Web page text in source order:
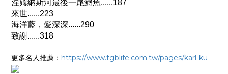
涅姆納斯河最後一尾鱘魚......187
來世......223
海洋藍，愛深深......290
致謝......318
更多名人推薦： https://www.tgblife.com.tw/pages/karl-ku